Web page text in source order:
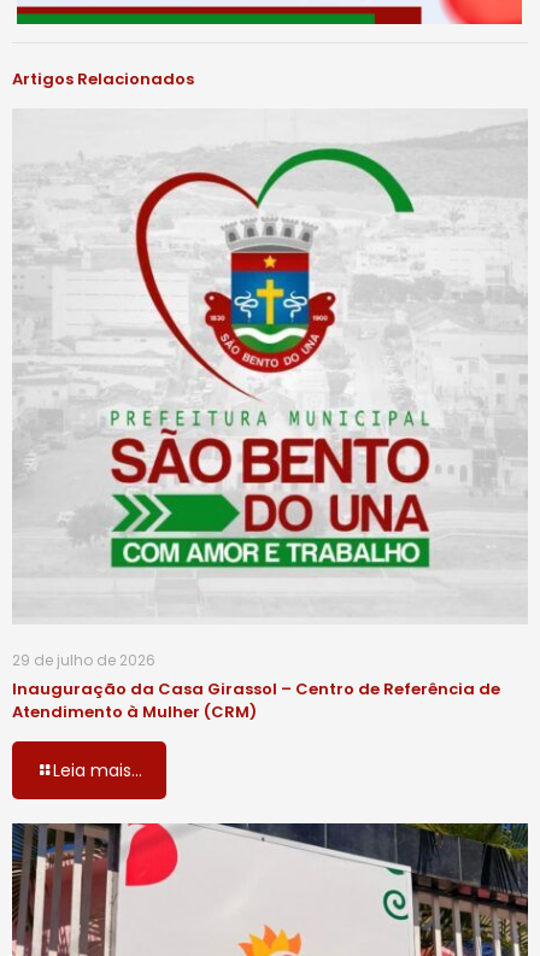
Artigos Relacionados
29 de julho de 2026
Inauguração da Casa Girassol – Centro de Referência de
Atendimento à Mulher (CRM)
Leia mais...